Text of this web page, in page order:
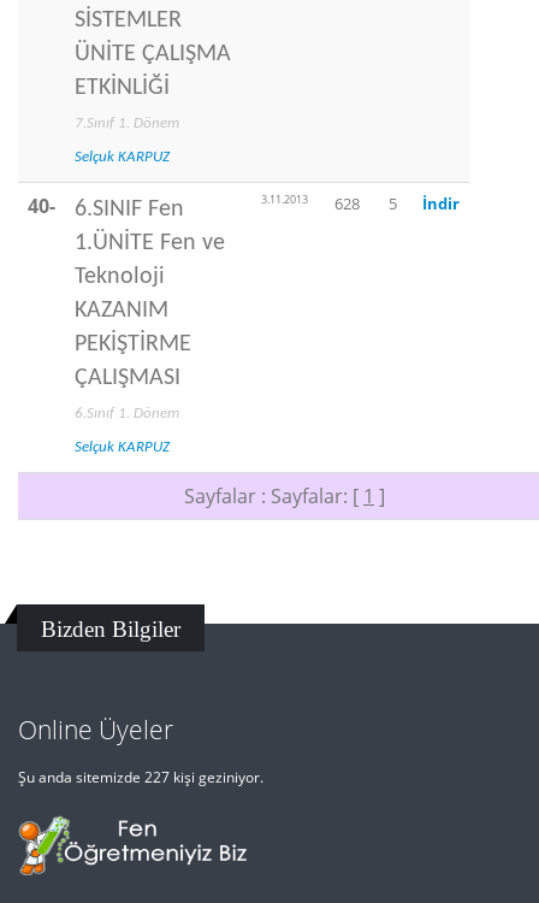
SİSTEMLER
ÜNİTE ÇALIŞMA
ETKİNLİĞİ
7.Sınıf 1. Dönem
Selçuk KARPUZ
40-
6.SINIF Fen
1.ÜNİTE Fen ve
Teknoloji
KAZANIM
PEKİŞTİRME
ÇALIŞMASI
6.Sınıf 1. Dönem
Selçuk KARPUZ
3.11.2013 628 5 İndir
Sayfalar : Sayfalar: [ 1 ]
Bizden Bilgiler
Online Üyeler
Şu anda sitemizde 227 kişi geziniyor.